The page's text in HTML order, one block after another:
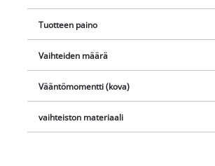
Tuotteen paino
Vaihteiden määrä
Vääntömomentti (kova)
vaihteiston materiaali